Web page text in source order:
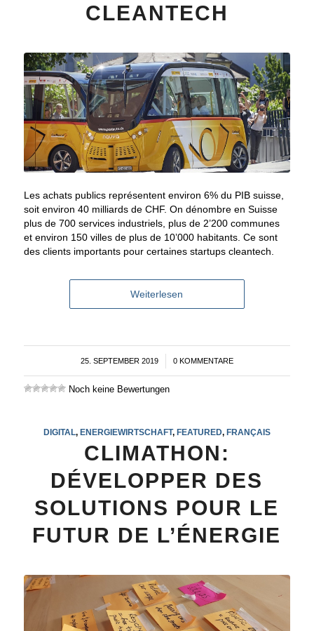
CLEANTECH
Les achats publics représentent environ 6% du PIB suisse,
soit environ 40 milliards de CHF. On dénombre en Suisse
plus de 700 services industriels, plus de 2’200 communes
et environ 150 villes de plus de 10’000 habitants. Ce sont
des clients importants pour certaines startups cleantech.
Weiterlesen
25. SEPTEMBER 2019
/ 0 KOMMENTARE
Noch keine Bewertungen
DIGITAL, ENERGIEWIRTSCHAFT, FEATURED, FRANÇAIS
CLIMATHON:
DÉVELOPPER DES
SOLUTIONS POUR LE
FUTUR DE L’ÉNERGIE